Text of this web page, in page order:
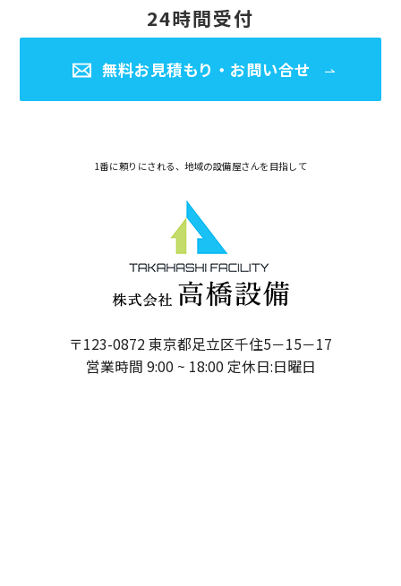
24時間受付
無料お見積もり・お問い合せ
1番に頼りにされる、地域の設備屋さんを目指して
〒123-0872 東京都足立区千住5－15－17
営業時間 9:00 ~ 18:00 定休日:日曜日